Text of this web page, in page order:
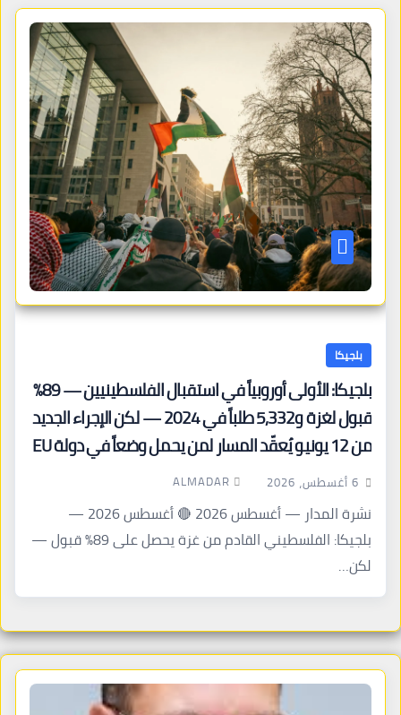
بلجيكا
بلجيكا: الأولى أوروبياً في استقبال الفلسطينيين — 89%
قبول لغزة و5,332 طلباً في 2024 — لكن الإجراء الجديد
من 12 يونيو يُعقّد المسار لمن يحمل وضعاً في دولة EU
أخرى
6 أغسطس، 2026 ALMADAR
نشرة المدار — أغسطس 2026 🔴 أغسطس 2026 —
بلجيكا: الفلسطيني القادم من غزة يحصل على 89% قبول —
لكن…